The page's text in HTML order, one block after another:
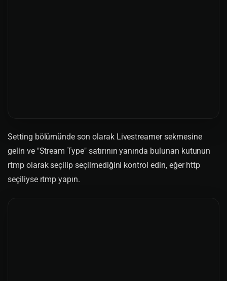
Setting bölümünde son olarak Livestreamer sekmesine
gelin ve "Stream Type" satırının yanında bulunan kutunun
rtmp olarak seçilip seçilmediğini kontrol edin, eğer http
seçiliyse rtmp yapın.